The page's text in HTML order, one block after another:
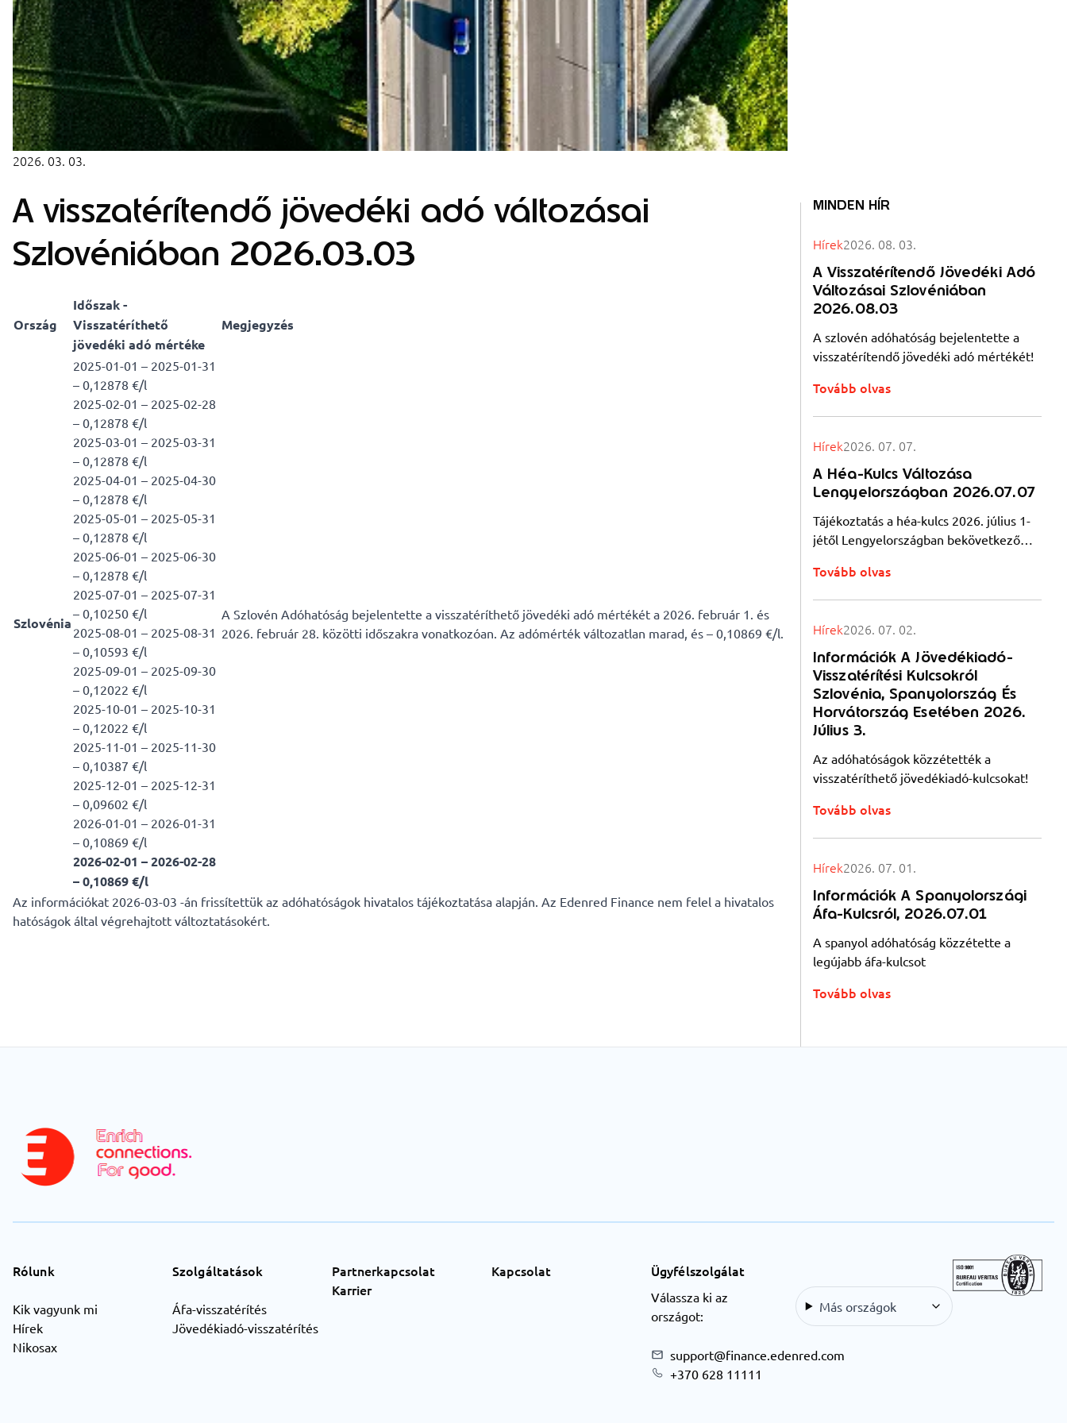
2026. 03. 03.
A visszatérítendő jövedéki adó változásai
Szlovéniában 2026.03.03
Ország
Időszak -
Visszatéríthető
jövedéki adó mértéke
Megjegyzés
Szlovénia
2025-01-01 – 2025-01-31
– 0,12878 €/l
2025-02-01 – 2025-02-28
– 0,12878 €/l
2025-03-01 – 2025-03-31
– 0,12878 €/l
2025-04-01 – 2025-04-30
– 0,12878 €/l
2025-05-01 – 2025-05-31
– 0,12878 €/l
2025-06-01 – 2025-06-30
– 0,12878 €/l
2025-07-01 – 2025-07-31
– 0,10250 €/l
2025-08-01 – 2025-08-31
– 0,10593 €/l
2025-09-01 – 2025-09-30
– 0,12022 €/l
2025-10-01 – 2025-10-31
– 0,12022 €/l
2025-11-01 – 2025-11-30
– 0,10387 €/l
2025-12-01 – 2025-12-31
– 0,09602 €/l
2026-01-01 – 2026-01-31
– 0,10869 €/l
2026-02-01 – 2026-02-28
– 0,10869 €/l
A Szlovén Adóhatóság bejelentette a visszatéríthető jövedéki adó mértékét a 2026. február 1. és
2026. február 28. közötti időszakra vonatkozóan. Az adómérték változatlan marad, és – 0,10869 €/l.
Az információkat 2026-03-03 -án frissítettük az adóhatóságok hivatalos tájékoztatása alapján. Az Edenred Finance nem felel a hivatalos
hatóságok által végrehajtott változtatásokért.
MINDEN HÍR
Hírek2026. 08. 03.
A Visszatérítendő Jövedéki Adó
Változásai Szlovéniában
2026.08.03
A szlovén adóhatóság bejelentette a
visszatérítendő jövedéki adó mértékét!
Tovább olvas
Hírek2026. 07. 07.
A Héa-Kulcs Változása
Lengyelországban 2026.07.07
Tájékoztatás a héa-kulcs 2026. július 1-
jétől Lengyelországban bekövetkező
Tovább olvas
Hírek2026. 07. 02.
Információk A Jövedékiadó-
Visszatérítési Kulcsokról
Szlovénia, Spanyolország És
Horvátország Esetében 2026.
Július 3.
Az adóhatóságok közzétették a
visszatéríthető jövedékiadó-kulcsokat!
Tovább olvas
Hírek2026. 07. 01.
Információk A Spanyolországi
Áfa-Kulcsról, 2026.07.01
A spanyol adóhatóság közzétette a
legújabb áfa-kulcsot
Tovább olvas
Rólunk
Kik vagyunk mi
Hírek
Nikosax
Szolgáltatások
Áfa-visszatérítés
Jövedékiadó-visszatérítés
Partnerkapcsolat
Karrier
Kapcsolat Ügyfélszolgálat
Válassza ki az
országot:
Más országok
support@finance.edenred.com
+370 628 11111